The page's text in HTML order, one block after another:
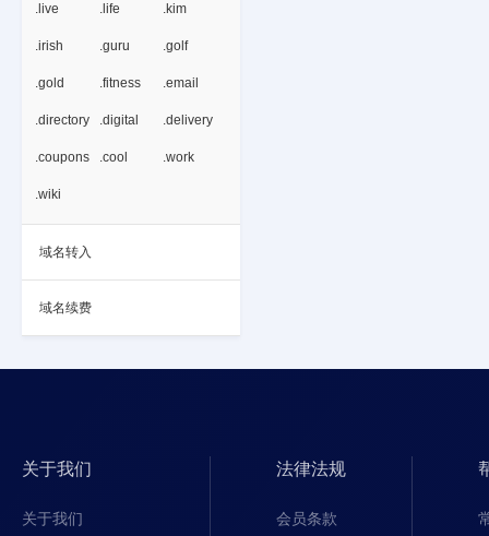
.live .life .kim
.irish .guru .golf
.gold .fitness .email
.directory .digital .delivery
.coupons .cool .work
.wiki
域名转入
域名续费
关于我们
关于我们
法律法规
会员条款